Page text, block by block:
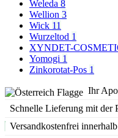
Weleda 8
Wellion 3
Wick 11
Wurzeltod 1
XYNDET-
Yomogi 1
Zinkorotat-Pos 1
Ihr
Schnelle Lieferung mit der
Versandkostenfrei